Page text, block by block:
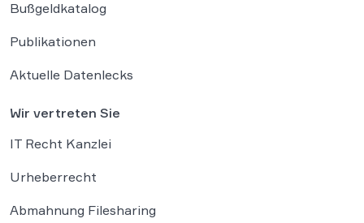
Bußgeldkatalog
Publikationen
Aktuelle Datenlecks
Wir vertreten Sie
IT Recht Kanzlei
Urheberrecht
Abmahnung Filesharing